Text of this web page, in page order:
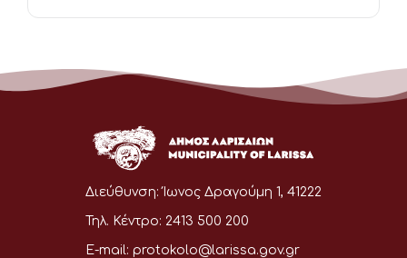
Διεύθυνση: Ίωνος Δραγούμη 1, 41222
Τηλ. Κέντρο: 2413 500 200
E-mail: protokolo@larissa.gov.gr